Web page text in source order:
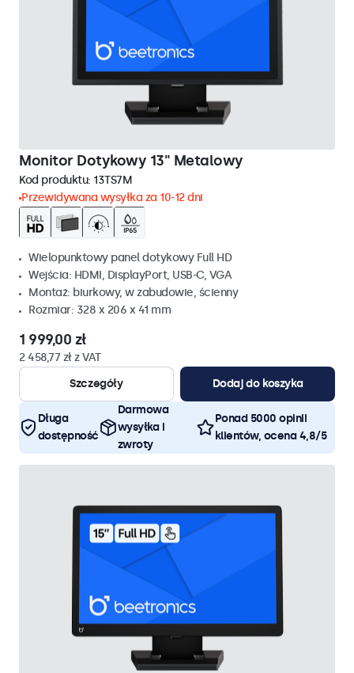
Monitor Dotykowy 13" Metalowy
Kod produktu: 13TS7M
Przewidywana wysyłka za 10-12 dni
Wielopunktowy panel dotykowy Full HD
Wejścia: HDMI, DisplayPort, USB-C, VGA
Montaż: biurkowy, w zabudowie, ścienny
Rozmiar: 328 x 206 x 41 mm
1 999,00 zł
2 458,77 zł z VAT
Szczegóły
Dodaj do koszyka
Długa
dostępność
Darmowa
wysyłka i
zwroty
Ponad 5000 opinii
klientów, ocena 4,8/5